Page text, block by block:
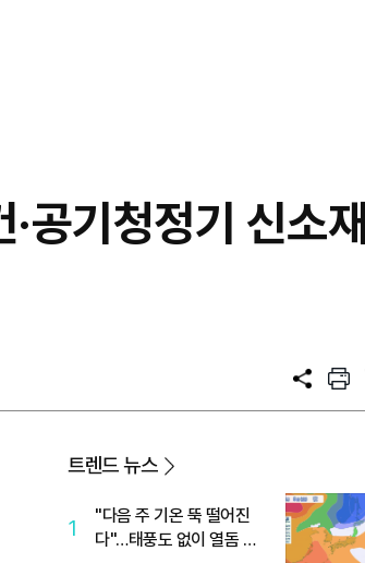
공기청정기 신소재
공
프
트
트렌드 뉴스
1
"다음 주 기온 뚝 떨어진
다"…태풍도 없이 열돔 박